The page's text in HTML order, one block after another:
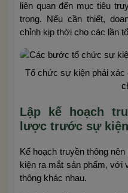
liên quan đến mục tiêu
trọng. Nếu cần thiết,
chỉnh kịp thời cho các lần
Tổ chức sự kiện phải xác
Lập kế hoạch
lược trước sự kiện
Kế hoạch truyền thông
kiện ra mắt sản phẩm, với
thông khác nhau.